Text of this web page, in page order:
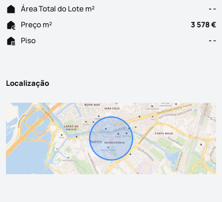
Área Total do Lote m²
- -
Preço m²
3 578 €
Piso
- -
Localização